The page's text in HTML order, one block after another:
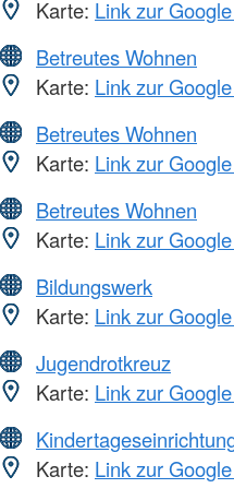
Karte: Link zur
Betreutes Wohnen
Karte: Link zur
Betreutes Wohnen
Karte: Link zur
Betreutes Wohnen
Karte: Link zur
Bildungswerk
Karte: Link zur
Jugendrotkreuz
Karte: Link zur
Karte: Link zur